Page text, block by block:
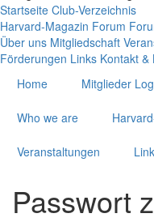
Startseite Club-Verzeichnis
Harvard-Magazin Forum
Über uns Mitgliedschaft
Förderungen Links Kontakt &
Home
Mitglieder
Who we are
Veranstaltungen
Passwort